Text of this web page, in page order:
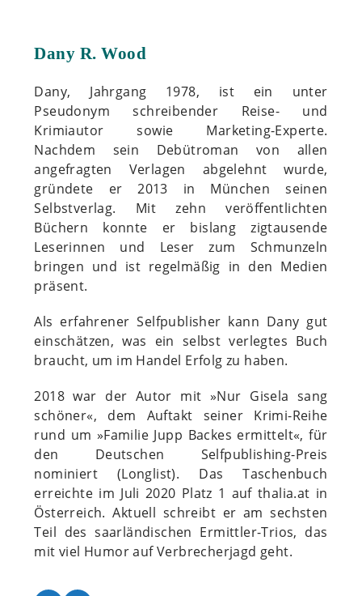
Dany R. Wood
Dany, Jahrgang 1978, ist ein unter
Pseudonym schreibender Reise- und
Krimiautor sowie Marketing-Experte.
Nachdem sein Debütroman von allen
angefragten Verlagen abgelehnt wurde,
gründete er 2013 in München seinen
Selbstverlag. Mit zehn veröffentlichten
Büchern konnte er bislang zigtausende
Leserinnen und Leser zum Schmunzeln
bringen und ist regelmäßig in den Medien
präsent.
Als erfahrener Selfpublisher kann Dany gut
einschätzen, was ein selbst verlegtes Buch
braucht, um im Handel Erfolg zu haben.
2018 war der Autor mit »Nur Gisela sang
schöner«, dem Auftakt seiner Krimi-Reihe
rund um »Familie Jupp Backes ermittelt«, für
den Deutschen Selfpublishing-Preis
nominiert (Longlist). Das Taschenbuch
erreichte im Juli 2020 Platz 1 auf thalia.at in
Österreich. Aktuell schreibt er am sechsten
Teil des saarländischen Ermittler-Trios, das
mit viel Humor auf Verbrecherjagd geht.